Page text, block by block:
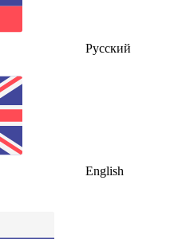
Русский
English